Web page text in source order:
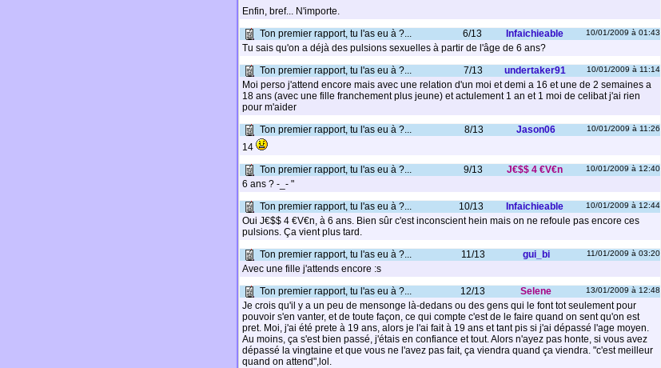
Enfin, bref... N'importe.
Ton premier rapport, tu l'as eu à ?...
6/13 Infaichieable 10/01/2009 à 01:43
Tu sais qu'on a déjà des pulsions sexuelles à partir de l'âge de 6 ans?
Ton premier rapport, tu l'as eu à ?...
7/13 undertaker91 10/01/2009 à 11:14
Moi perso j'attend encore mais avec une relation d'un moi et demi a 16 et une de 2 semaines a
18 ans (avec une fille franchement plus jeune) et actulement 1 an et 1 moi de celibat j'ai rien
pour m'aider
Ton premier rapport, tu l'as eu à ?...
8/13 Jason06 10/01/2009 à 11:26
14
Ton premier rapport, tu l'as eu à ?...
9/13 J€$$ 4 €V€n 10/01/2009 à 12:40
6 ans ? -_- "
Ton premier rapport, tu l'as eu à ?...
10/13 Infaichieable 10/01/2009 à 12:44
Oui J€$$ 4 €V€n, à 6 ans. Bien sûr c'est inconscient hein mais on ne refoule pas encore ces
pulsions. Ça vient plus tard.
Ton premier rapport, tu l'as eu à ?...
11/13 gui_bi 11/01/2009 à 03:20
Avec une fille j'attends encore :s
Ton premier rapport, tu l'as eu à ?...
12/13 Selene 13/01/2009 à 12:48
Je crois qu'il y a un peu de mensonge là-dedans ou des gens qui le font tot seulement pour
pouvoir s'en vanter, et de toute façon, ce qui compte c'est de le faire quand on sent qu'on est
pret. Moi, j'ai été prete à 19 ans, alors je l'ai fait à 19 ans et tant pis si j'ai dépassé l'age moyen.
Au moins, ça s'est bien passé, j'étais en confiance et tout. Alors n'ayez pas honte, si vous avez
dépassé la vingtaine et que vous ne l'avez pas fait, ça viendra quand ça viendra. "c'est meilleur
quand on attend",lol.